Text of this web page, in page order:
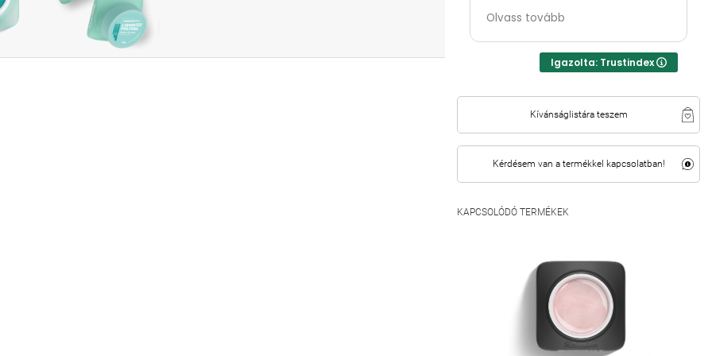
Kedves, segítőkész csapat😍
Olvass tovább
Igazolta: Trustindex
Kívánságlistára teszem
Kérdésem van a termékkel kapcsolatban!
KAPCSOLÓDÓ TERMÉKEK